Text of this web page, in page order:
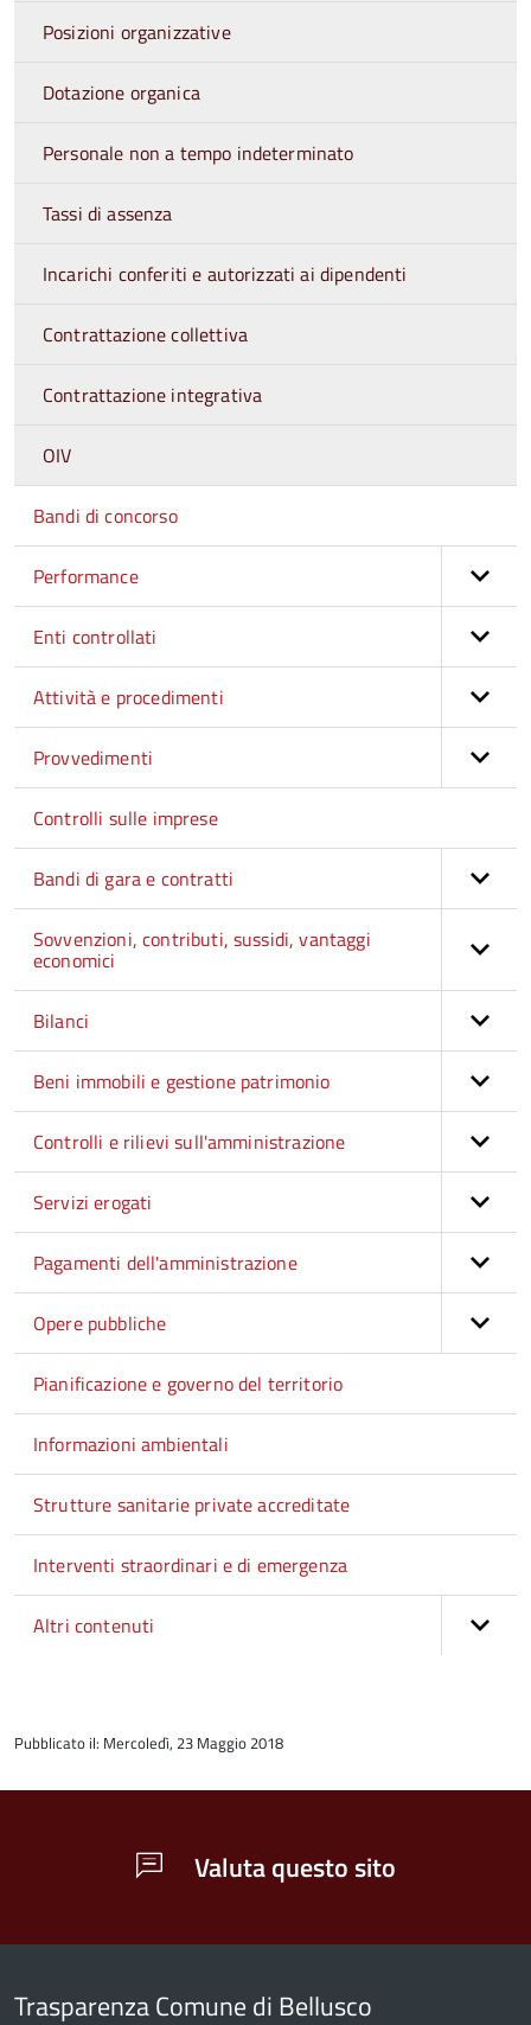
Posizioni organizzative
Dotazione organica
Personale non a tempo indeterminato
Tassi di assenza
Incarichi conferiti e autorizzati ai dipendenti
Contrattazione collettiva
Contrattazione integrativa
OIV
Bandi di concorso
Performance
Enti controllati
Attività e procedimenti
Provvedimenti
Controlli sulle imprese
Bandi di gara e contratti
Sovvenzioni, contributi, sussidi, vantaggi
economici
Bilanci
Beni immobili e gestione patrimonio
Controlli e rilievi sull'amministrazione
Servizi erogati
Pagamenti dell'amministrazione
Opere pubbliche
Pianificazione e governo del territorio
Informazioni ambientali
Strutture sanitarie private accreditate
Interventi straordinari e di emergenza
Altri contenuti
del
Pubblicato il: Mercoledì, 23 Maggio 2018
Valuta questo sito
Trasparenza Comune di Bellusco